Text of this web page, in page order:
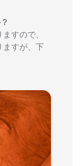
すので、
ますが、下